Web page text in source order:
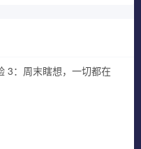
3：周末瞎想，一切都在